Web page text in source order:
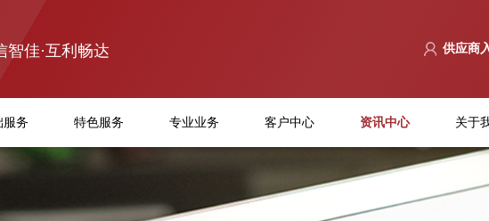
智佳·互利畅达 供应商
服务 特色服务 专业业务 客户中心 资讯中心 关于